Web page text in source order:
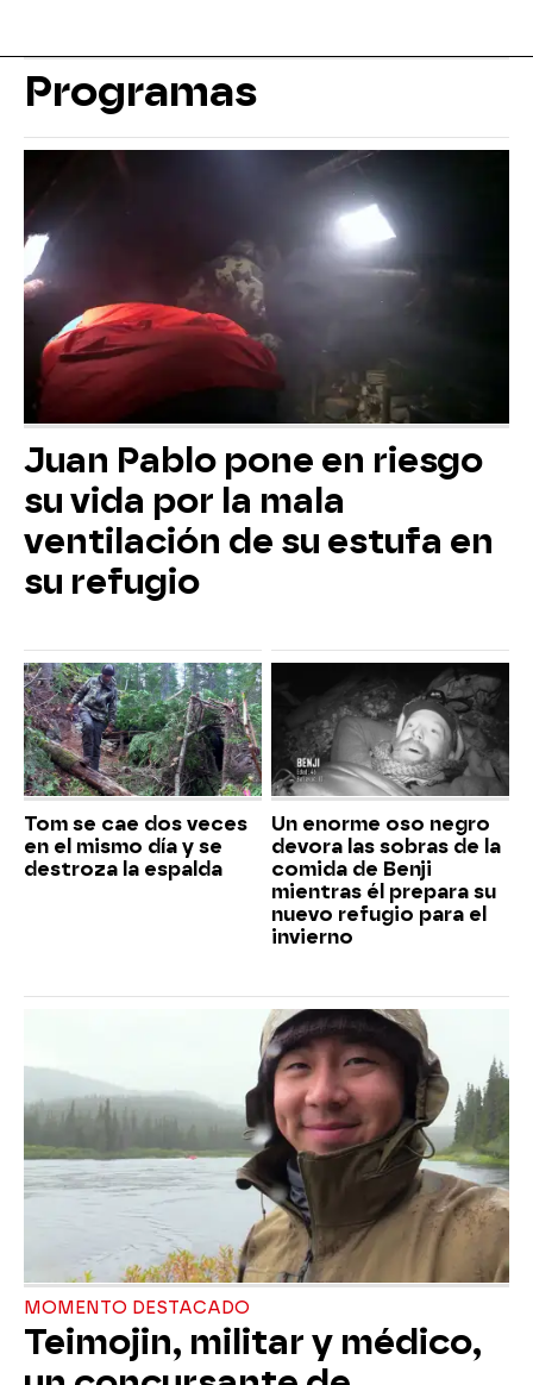
Programas
Juan Pablo pone en riesgo
su vida por la mala
ventilación de su estufa en
su refugio
Tom se cae dos veces
en el mismo día y se
destroza la espalda
Un enorme oso negro
devora las sobras de la
comida de Benji
mientras él prepara su
nuevo refugio para el
invierno
MOMENTO DESTACADO
Teimojin, militar y médico,